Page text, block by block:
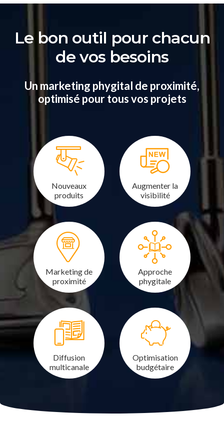
Le bon outil pour chacun
de vos besoins
Un marketing phygital de proximité,
optimisé pour tous vos projets
Nouveaux
produits
Augmenter la
visibilité
Marketing de
proximité
Approche
phygitale
Diffusion
multicanale
Optimisation
budgétaire